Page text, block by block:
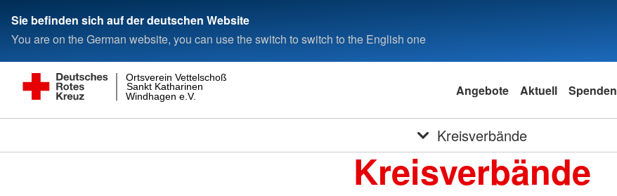
Sie befinden sich auf der deutschen Website
You are on the German website, you can use the switch to switch to the English one
Windhagen e.V.
Sankt Katharinen
Ortsverein Vettelschoß
Angebote Aktuell Spenden
Kreisverbände
Kreisverbände